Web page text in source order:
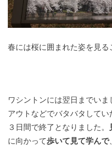
春には桜に囲まれた姿を見る
ワシントンには翌日までい
アウトなどでバタバタして
３日間で終了となりました。
に向かって歩いて見て学んで